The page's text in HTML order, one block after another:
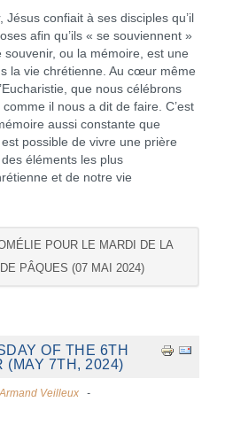
Jésus confiait à ses disciples qu’il
afin qu’ils « se souviennent »
souvenir, ou la mémoire, est une
la vie chrétienne. Au cœur même
que nous célébrons
il nous a dit de faire. C’est
aussi constante que
possible de vivre une prière
éléments les plus
et de notre vie
POUR LE MARDI DE LA
PÂQUES (07 MAI 2024)
OF THE 6TH
(MAY 7TH, 2024)
Veilleux